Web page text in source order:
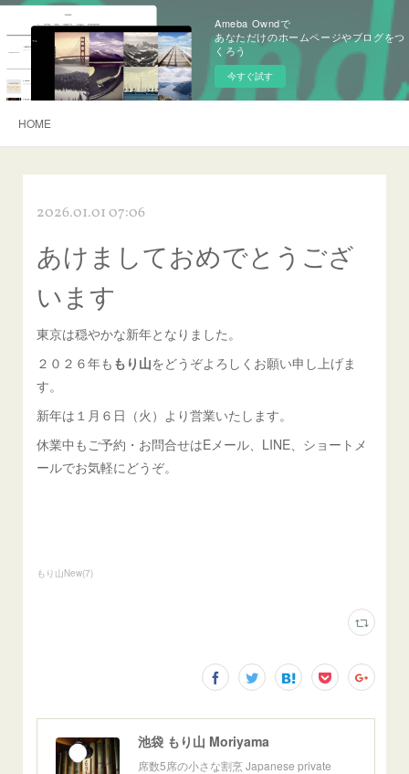
Ameba Owndで
あなただけのホームページやブログをつ
くろう
今すぐ試す
HOME
2026.01.01 07:06
あけましておめでとうござ
います
東京は穏やかな新年となりました。
２０２６年も もり山をどうぞよろしくお願い申し上げま
す。
新年は１月６日（火）より営業いたします。
休業中もご予約・お問合せはEメール、LINE、ショートメ
ールでお気軽にどうぞ。
もり山New(7)
池袋 もり山 Moriyama
席数5席の小さな割烹 Japanese private